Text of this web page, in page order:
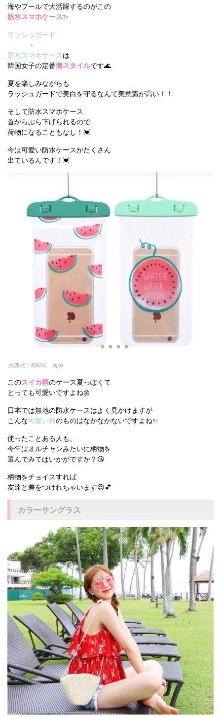
海やプールで大活躍するのがこの
防水スマホケース✨
ラッシュガード
＋
防水スマホケースは
韓国女子の定番海スタイルです🌊
夏を楽しみながらも
ラッシュガードで美白を守るなんて美意識が高い！！
そして防水スマホケース
首からぶら下げられるので
荷物になることもなし！💓
今は可愛い防水ケースがたくさん
出ているんです！💓
BASE app
このスイカ柄のケース夏っぽくて
とっても可愛いですよね🌼
日本では無地の防水ケースはよく見かけますが
こんな可愛い柄のものはなかなかないですよね✨
使ったことある人も、
今年はオルチャンみたいに柄物を
選んでみてはいかがですか？😘
柄物をチョイスすれば
友達と差をつけれちゃいます😍💕
カラーサングラス